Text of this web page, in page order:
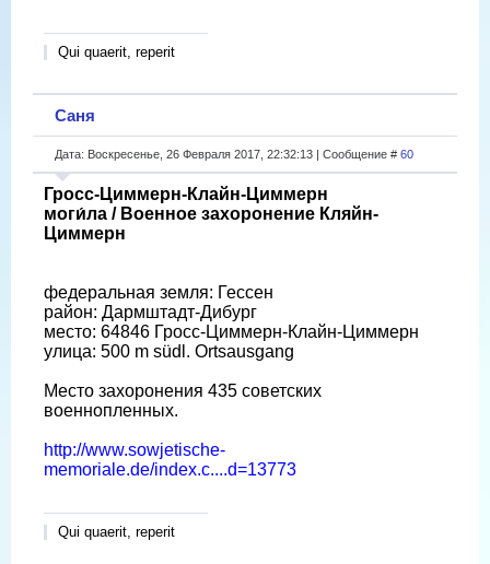
Qui quaerit, reperit
Саня
Дата: Воскресенье, 26 Февраля 2017, 22:32:13 | Сообщение # 60
Гросс-Циммерн-Клайн-Циммерн
моги́ла / Военное захоронение Кляйн-
Циммерн
федеральная земля: Гессен
район: Дармштадт-Дибург
место: 64846 Гросс-Циммерн-Клайн-Циммерн
улица: 500 m südl. Ortsausgang
Место захоронения 435 советских
военнопленных.
http://www.sowjetische-
memoriale.de/index.c....d=13773
Qui quaerit, reperit